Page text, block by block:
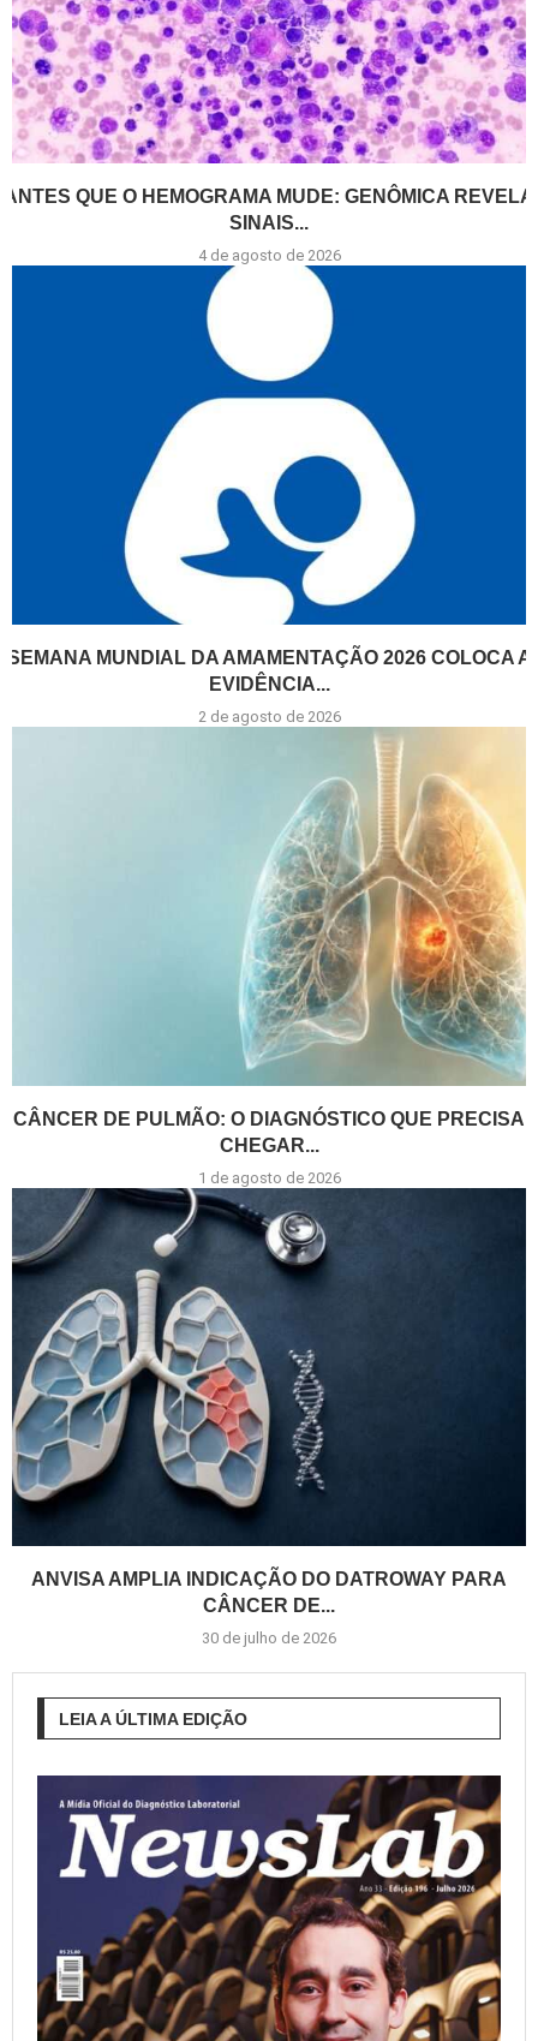
ANTES QUE O HEMOGRAMA MUDE: GENÔMICA REVELA
SINAIS...
4 de agosto de 2026
SEMANA MUNDIAL DA AMAMENTAÇÃO 2026 COLOCA A
EVIDÊNCIA...
2 de agosto de 2026
CÂNCER DE PULMÃO: O DIAGNÓSTICO QUE PRECISA
CHEGAR...
1 de agosto de 2026
ANVISA AMPLIA INDICAÇÃO DO DATROWAY PARA
CÂNCER DE...
30 de julho de 2026
LEIA A ÚLTIMA EDIÇÃO